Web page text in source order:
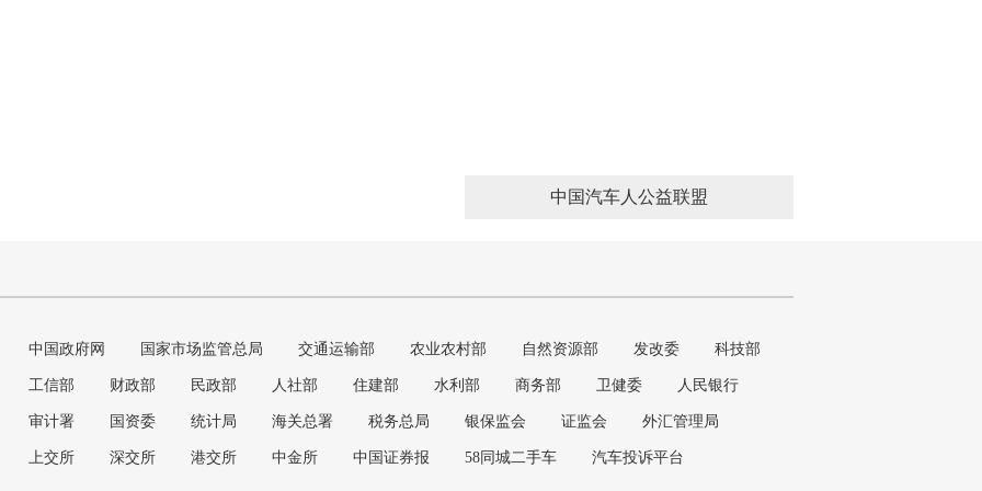
中国汽车人公益联盟
中国政府网 国家市场监管总局 交通运输部 农业农村部 自然资源部 发改委 科技部
工信部 财政部 民政部 人社部 住建部 水利部 商务部 卫健委 人民银行
审计署 国资委 统计局 海关总署 税务总局 银保监会 证监会 外汇管理局
上交所 深交所 港交所 中金所 中国证券报 58同城二手车 汽车投诉平台